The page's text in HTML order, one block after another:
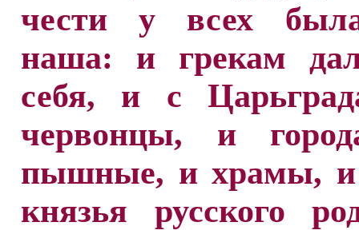
чести у всех
наша: и грекам
себя, и с
червонцы, и
пышные, и храмы, и
князья русского